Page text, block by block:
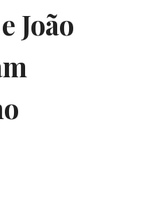
João